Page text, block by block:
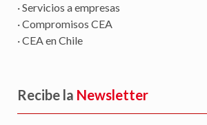
· Servicios a empresas
· Compromisos CEA
· CEA en Chile
Recibe la Newsletter